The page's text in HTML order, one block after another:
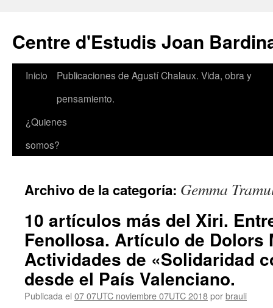
contenido
Centre d'Estudis Joan
Inicio
Publicaciones de Agustí Chalaux. Vida, obra y
pensamiento.
¿Quienes
somos?
Archivo de la categoría: Gemma
10 artículos más del Xiri.
Fenollosa. Artículo de Dolors
Actividades de «Solidaridad
desde el País Valenciano.
Publicada el 07 07UTC noviembre 07UTC 2018porbrauli